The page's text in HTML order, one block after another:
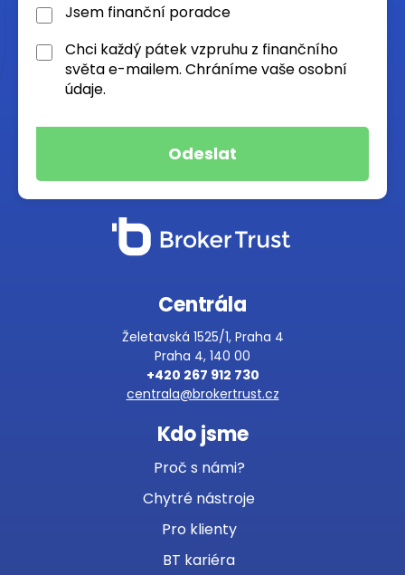
Jsem finanční poradce
Chci každý pátek vzpruhu z finančního
světa e-mailem. Chráníme vaše osobní
údaje.
Centrála
Želetavská 1525/1, Praha 4
Praha 4, 140 00
+420 267 912 730
centrala@brokertrust.cz
Kdo jsme
Proč s námi?
Chytré nástroje
Pro klienty
BT kariéra